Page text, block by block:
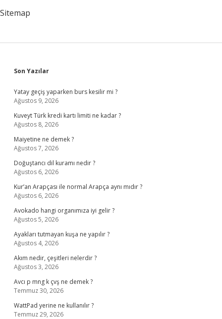
Sitemap
Sidebar
Son Yazılar
Yatay geçiş yaparken burs kesilir mi ?
Ağustos 9, 2026
Kuveyt Türk kredi kartı limiti ne kadar ?
Ağustos 8, 2026
Maiyetine ne demek ?
Ağustos 7, 2026
Doğuştancı dil kuramı nedir ?
Ağustos 6, 2026
Kur’an Arapçası ile normal Arapça aynı mıdır ?
Ağustos 6, 2026
Avokado hangi organımıza iyi gelir ?
Ağustos 5, 2026
Ayakları tutmayan kuşa ne yapılır ?
Ağustos 4, 2026
Akım nedir, çeşitleri nelerdir ?
Ağustos 3, 2026
Avcı p mng k çvş ne demek ?
Temmuz 30, 2026
WattPad yerine ne kullanılır ?
Temmuz 29, 2026